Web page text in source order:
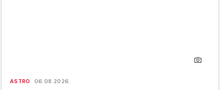
ASTRO 06.08.2026.